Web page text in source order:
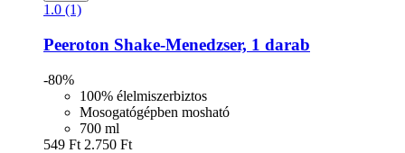
1.0 (1)
Peeroton Shake-​Menedzser, 1 darab
-80%
100% élelmiszerbiztos
Mosogatógépben mosható
700 ml
549 Ft 2.750 Ft